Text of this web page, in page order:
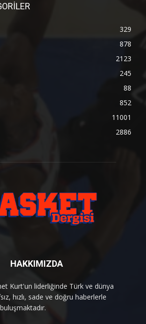
329
878
2123
245
88
852
11001
2886
HAKKIMIZDA
Kurt'un liderliğinde Türk ve dünya
hızlı, sade ve doğru haberlerle